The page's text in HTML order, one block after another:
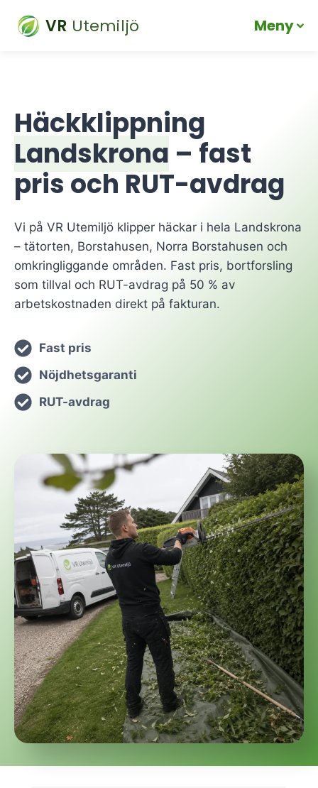
VR Utemiljö Meny
Häckklippning
Landskrona – fast
pris och RUT-avdrag
Vi på VR Utemiljö klipper häckar i hela Landskrona
– tätorten, Borstahusen, Norra Borstahusen och
omkringliggande områden. Fast pris, bortforsling
som tillval och RUT-avdrag på 50 % av
arbetskostnaden direkt på fakturan.
Fast pris
Nöjdhetsgaranti
RUT-avdrag